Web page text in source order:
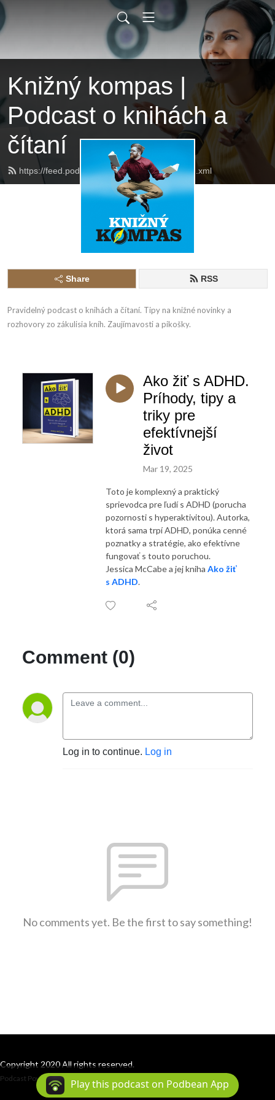
Knižný kompas |
Podcast o knihách a
čítaní
https://feed.podbean.com/kniznykompas/feed.xml
Share RSS
Pravidelný podcast o knihách a čítaní. Tipy na knižné novinky a
rozhovory zo zákulisia kníh. Zaujímavosti a pikošky.
Ako žiť s ADHD.
Príhody, tipy a
triky pre
efektívnejší
život
Mar 19, 2025
Toto je komplexný a praktický
sprievodca pre ľudí s ADHD (porucha
pozornosti s hyperaktivitou). Autorka,
ktorá sama trpí ADHD, ponúka cenné
poznatky a stratégie, ako efektívne
fungovať s touto poruchou.
Jessica McCabe a jej kniha Ako žiť
s ADHD.
Comment (0)
Log in to continue. Log in
No comments yet. Be the first to say something!
Copyright 2020 All rights reserved.
Podcast Powered By Podbean
Play this podcast on Podbean App